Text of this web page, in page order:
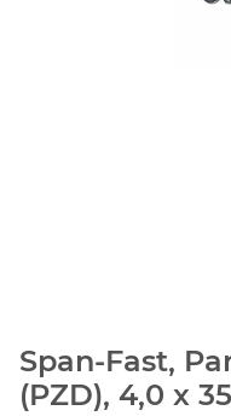
Span-Fast,
(PZD), 4,0 x